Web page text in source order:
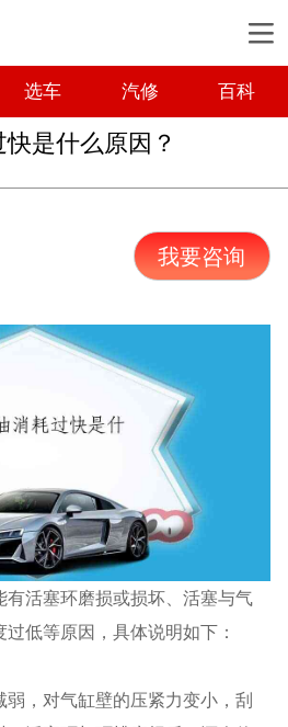
选车 汽修 百科
是什么原因？
我要咨询
有活塞环磨损或损坏、活塞与气
低等原因，具体说明如下：
，对气缸壁的压紧力变小，刮